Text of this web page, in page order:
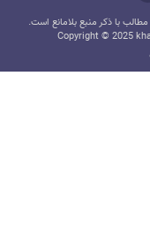
با ذکر منبع بلامانع است.
Copyright © 2025